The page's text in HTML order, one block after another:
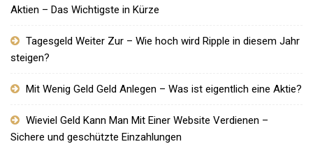
Aktien – Das Wichtigste in Kürze
Tagesgeld Weiter Zur – Wie hoch wird Ripple in diesem Jahr
steigen?
Mit Wenig Geld Geld Anlegen – Was ist eigentlich eine Aktie?
Wieviel Geld Kann Man Mit Einer Website Verdienen –
Sichere und geschützte Einzahlungen